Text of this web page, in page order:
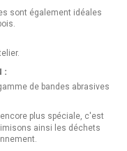
sont également idéales
:
de bandes abrasives
plus spéciale, c'est
ainsi les déchets